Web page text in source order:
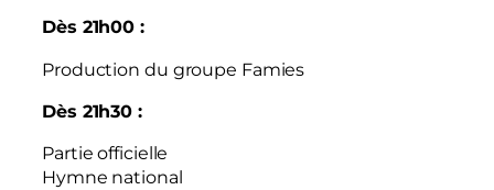
Dès 21h00 :
Production du groupe Famies
Dès 21h30 :
Partie officielle
Hymne national